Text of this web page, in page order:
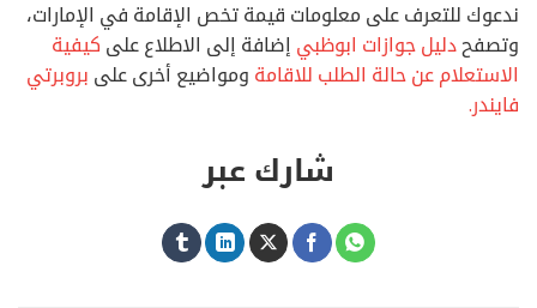
ندعوك للتعرف على معلومات قيمة تخص الإقامة في الإمارات،
وتصفحدليل جوازات ابوظبيإضافة إلى الاطلاع علىكيفية
الاستعلام عن حالة الطلب للاقامةومواضيع أخرى علىبروبرتي
فايندر.
شارك عبر